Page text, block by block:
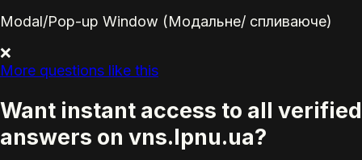
Modal/Pop-up Window (Модальне/ спливаюче)
❌
More questions like this
Want instant access to all verified
answers on vns.lpnu.ua?